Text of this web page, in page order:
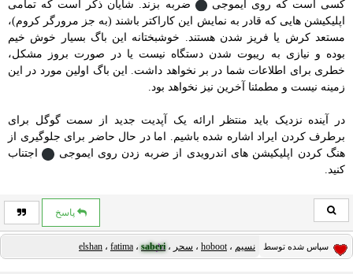
کسی است که روی ایموجی
ضربه بزند. شایان ذکر است که تمامی
اپلیکیشن هایی که قادر به نمایش این کاراکتر باشند (به جز مرورگر کروم)،
مستعد کرش یا فریز شدن هستند. خوشبختانه این باگ بسیار خوش خیم
بوده و نیازی به ریبوت شدن دستگاه نیست یا در صورت بروز مشکل،
خطری برای اطلاعات شما در بر نخواهد داشت. این باگ اولین مورد در این
زمینه نیست و مطمئنا آخرین نیز نخواهد بود.
در آینده نزدیک باید منتظر ارائه یک آپدیت جدید از سمت گوگل برای
برطرف کردن ایراد اشاره شده باشیم. اما در حال حاضر برای جلوگیری از
هنگ کردن اپلیکیشن های اندرویدی از ضربه زدن روی ایموجی
اجتناب
کنید.
پاسخ
سپاس شده توسط نسیم ،hoboot ، سحر ،saberi، fatima ، elshan